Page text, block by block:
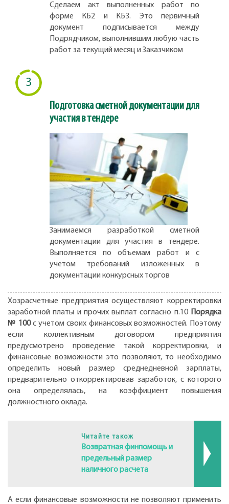
Сделаем акт выполненных работ по
форме КБ2 и КБ3. Это первичный
документ подписывается между
Подрядчиком, выполнившим любую часть
работ за текущий месяц и Заказчиком
3
Подготовка сметной документации для
участия в тендере
Занимаемся разработкой сметной
документации для участия в тендере.
Выполняется по объемам работ и с
учетом требований изложенных в
документации конкурсных торгов
Хозрасчетные предприятия осуществляют корректировки
заработной платы и прочих выплат согласно п.10
Порядка
№ 100с учетом cвоих финансовых возможностей. Поэтому
если коллективным договором предприятия
предусмотрено проведение такой корректировки, и
финансовые возможности это позволяют, то необходимо
определить новый размер среднедневной зарплаты,
предварительно откорректировав заработок, с которого
она определялась, на коэффициент повышения
должностного оклада.
Читайте також
Возвратная финпомощь и
предельный размер
наличного расчета
А если финансовые возможности не позволяют применить